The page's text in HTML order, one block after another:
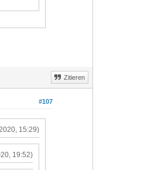
Zitieren
#107
15:29)
19:52)